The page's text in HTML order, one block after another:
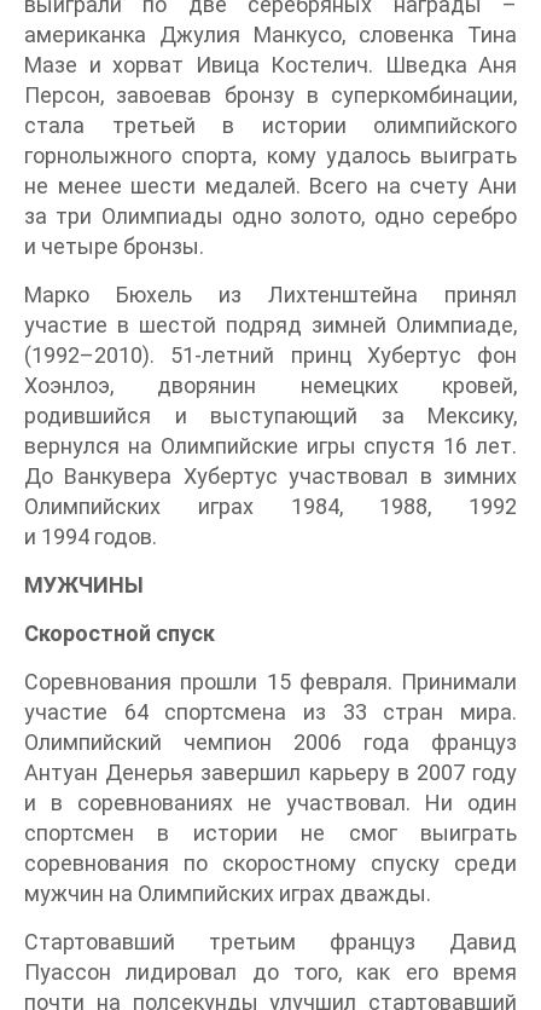
американка Джулия Манкусо, словенка Тина
Мазе и хорват Ивица Костелич. Шведка Аня
Персон, завоевав бронзу в суперкомбинации,
стала третьей в истории олимпийского
горнолыжного спорта, кому удалось выиграть
не менее шести медалей. Всего на счету Ани
за три Олимпиады одно золото, одно серебро
и четыре бронзы.
Марко Бюхель из Лихтенштейна принял
участие в шестой подряд зимней Олимпиаде,
(1992–2010). 51-летний принц Хубертус фон
Хоэнлоэ, дворянин немецких кровей,
родившийся и выступающий за Мексику,
вернулся на Олимпийские игры спустя 16 лет.
До Ванкувера Хубертус участвовал в зимних
Олимпийских играх 1984, 1988, 1992
и 1994 годов.
МУЖЧИНЫ
Скоростной спуск
Соревнования прошли 15 февраля. Принимали
участие 64 спортсмена из 33 стран мира.
Олимпийский чемпион 2006 года француз
Антуан Денерья завершил карьеру в 2007 году
и в соревнованиях не участвовал. Ни один
спортсмен в истории не смог выиграть
соревнования по скоростному спуску среди
мужчин на Олимпийских играх дважды.
Стартовавший третьим француз Давид
Пуассон лидировал до того, как его время
почти на полсекунды улучшил стартовавший